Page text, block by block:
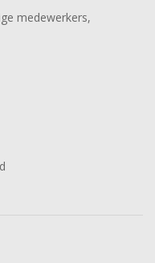
medewerkers,